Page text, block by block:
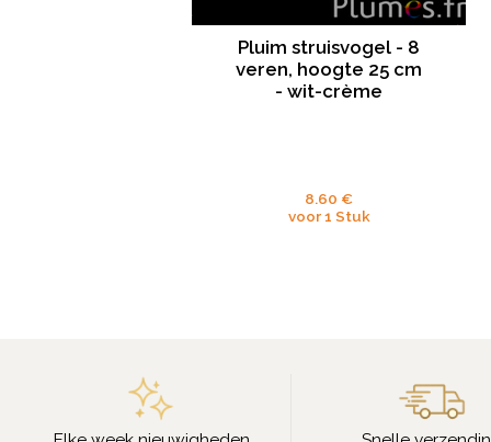
Pluim struisvogel - 8
veren, hoogte 25 cm
- wit-crème
8.60 €
voor 1 Stuk